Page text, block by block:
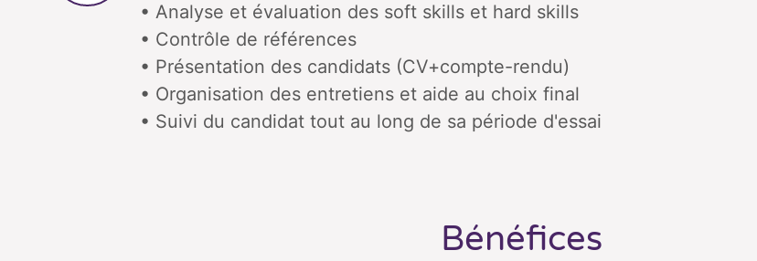
• Analyse et évaluation des soft skills et hard skills
• Contrôle de références
• Présentation des candidats (CV+compte-rendu)
• Organisation des entretiens et aide au choix final
• Suivi du candidat tout au long de sa période d'essai
Bénéfices